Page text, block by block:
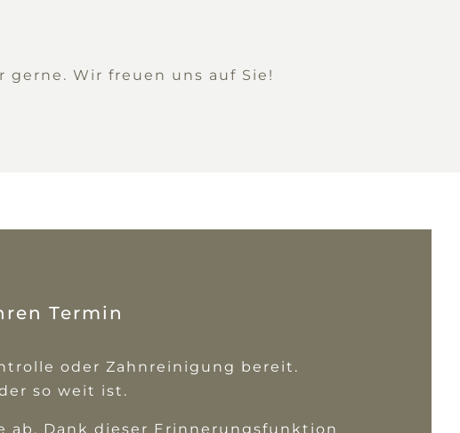
Wir freuen uns auf Sie!
Termin
oder Zahnreinigung bereit.
so weit ist.
Dank dieser Erinnerungsfunktion